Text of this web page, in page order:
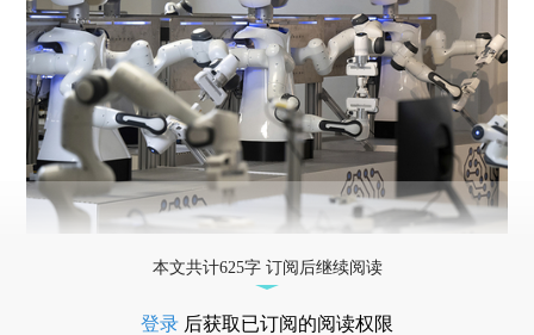
本文共计625字 订阅后继续阅读
登录 后获取已订阅的阅读权限